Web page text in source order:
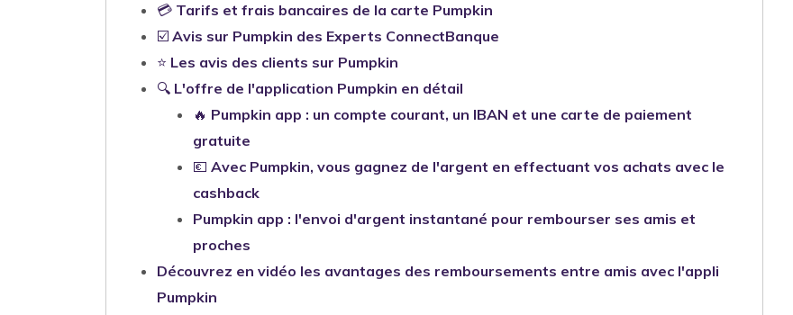
💳 Tarifs et frais bancaires de la carte Pumpkin
☑️ Avis sur Pumpkin des Experts ConnectBanque
⭐ Les avis des clients sur Pumpkin
🔍 L'offre de l'application Pumpkin en détail
🔥 Pumpkin app : un compte courant, un IBAN et une carte de paiement
gratuite
💶 Avec Pumpkin, vous gagnez de l'argent en effectuant vos achats avec le
cashback
Pumpkin app : l'envoi d'argent instantané pour rembourser ses amis et
proches
Découvrez en vidéo les avantages des remboursements entre amis avec l'appli
Pumpkin